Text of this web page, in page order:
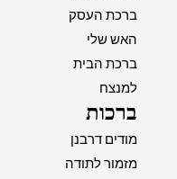
ברכת העסק
האש שלי
ברכת הבית
למנצח
ברכות
מודים דרבנן
מזמור לתודה